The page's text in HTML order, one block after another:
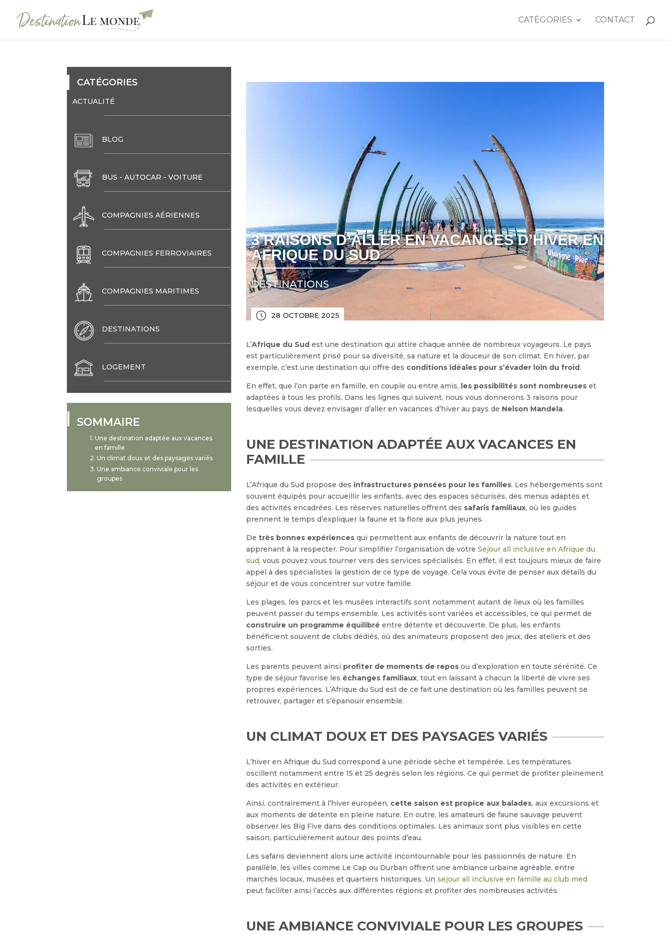
CATÉGORIES CONTACT
CATÉGORIES
ACTUALITÉ
BLOG
BUS - AUTOCAR - VOITURE
COMPAGNIES AÉRIENNES
COMPAGNIES FERROVIAIRES
COMPAGNIES MARITIMES
DESTINATIONS
LOGEMENT
SOMMAIRE
Une destination adaptée aux vacances
en famille
Un climat doux et des paysages variés
Une ambiance conviviale pour les
groupes
3 RAISONS D’ALLER EN VACANCES D’HIVER EN
AFRIQUE DU SUD
DESTINATIONS
28 OCTOBRE 2025
L’Afrique du Sud est une destination qui attire chaque année de nombreux voyageurs. Le pays
est particulièrement prisé pour sa diversité, sa nature et la douceur de son climat. En hiver, par
exemple, c’est une destination qui offre des conditions idéales pour s’évader loin du froid .
En effet, que l’on parte en famille, en couple ou entre amis, les possibilités sont nombreuseset
adaptées à tous les profils. Dans les lignes qui suivent, nous vous donnerons 3 raisons pour
lesquelles vous devez envisager d’aller en vacances d’hiver au pays de Nelson Mandela.
UNE DESTINATION ADAPTÉE AUX VACANCES EN
FAMILLE
L’Afrique du Sud propose des infrastructures pensées pour les familles. Les hébergements sont
souvent équipés pour accueillir les enfants, avec des espaces sécurisés, des menus adaptés et
des activités encadrées. Les réserves naturelles offrent des safaris familiaux, où les guides
prennent le temps d’expliquer la faune et la flore aux plus jeunes.
De très bonnes expériencesqui permettent aux enfants de découvrir la nature tout en
apprenant à la respecter. Pour simplifier l’organisation de votre Sejour all inclusive en Afrique du
sud, vous pouvez vous tourner vers des services spécialisés. En effet, il est toujours mieux de faire
appel à des spécialistes la gestion de ce type de voyage. Cela vous évite de penser aux détails du
séjour et de vous concentrer sur votre famille.
Les plages, les parcs et les musées interactifs sont notamment autant de lieux où les familles
peuvent passer du temps ensemble. Les activités sont variées et accessibles, ce qui permet de
construire un programme équilibré entre détente et découverte. De plus, les enfants
bénéficient souvent de clubs dédiés, où des animateurs proposent des jeux, des ateliers et des
sorties.
Les parents peuvent ainsi profiter de moments de reposou d’exploration en toute sérénité. Ce
type de séjour favorise les échanges familiaux, tout en laissant à chacun la liberté de vivre ses
propres expériences. L’Afrique du Sud est de ce fait une destination où les familles peuvent se
retrouver, partager et s’épanouir ensemble.
UN CLIMAT DOUX ET DES PAYSAGES VARIÉS
L’hiver en Afrique du Sud correspond à une période sèche et tempérée. Les températures
oscillent notamment entre 15 et 25 degrés selon les régions. Ce qui permet de profiter pleinement
des activités en extérieur.
Ainsi, contrairement à l’hiver européen, cette saison est propice aux balades, aux excursions et
aux moments de détente en pleine nature. En outre, les amateurs de faune sauvage peuvent
observer les Big Five dans des conditions optimales. Les animaux sont plus visibles en cette
saison, particulièrement autour des points d’eau.
Les safaris deviennent alors une activité incontournable pour les passionnés de nature. En
parallèle, les villes comme Le Cap ou Durban offrent une ambiance urbaine agréable, entre
marchés locaux, musées et quartiers historiques. Un sejour all inclusive en famille au club med
peut faciliter ainsi l’accès aux différentes régions et profiter des nombreuses activités.
UNE AMBIANCE CONVIVIALE POUR LES GROUPES